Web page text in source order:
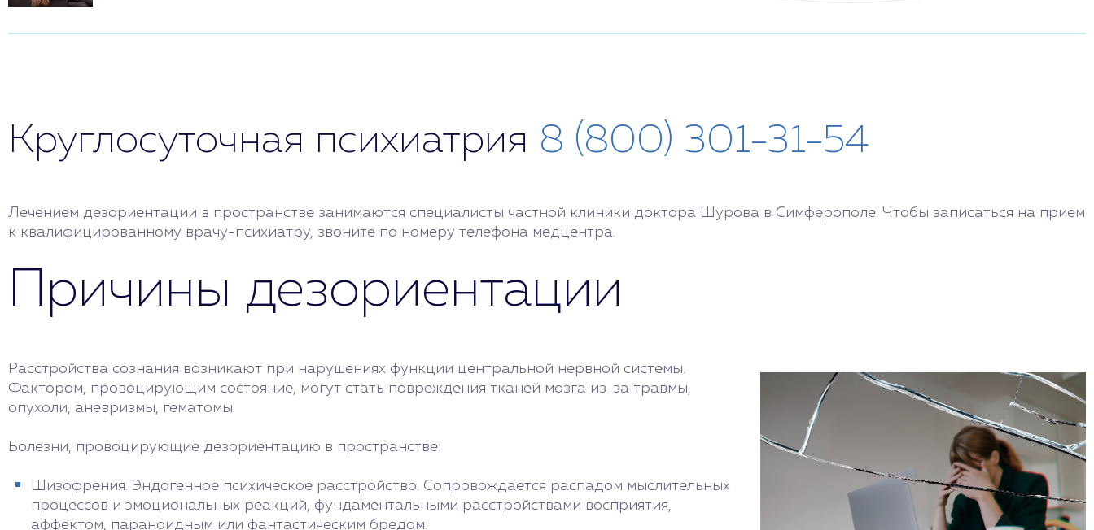
Круглосуточная психиатрия 8 (800) 301-31-54
Лечением дезориентации в пространстве занимаются специалисты частной клиники доктора Шурова в Симферополе. Чтобы записаться на прием
к квалифицированному врачу-психиатру, звоните по номеру телефона медцентра.
Причины дезориентации
Расстройства сознания возникают при нарушениях функции центральной нервной системы.
Фактором, провоцирующим состояние, могут стать повреждения тканей мозга из-за травмы,
опухоли, аневризмы, гематомы.
Болезни, провоцирующие дезориентацию в пространстве:
Шизофрения. Эндогенное психическое расстройство. Сопровождается распадом мыслительных
процессов и эмоциональных реакций, фундаментальными расстройствами восприятия,
аффектом, параноидным или фантастическим бредом.